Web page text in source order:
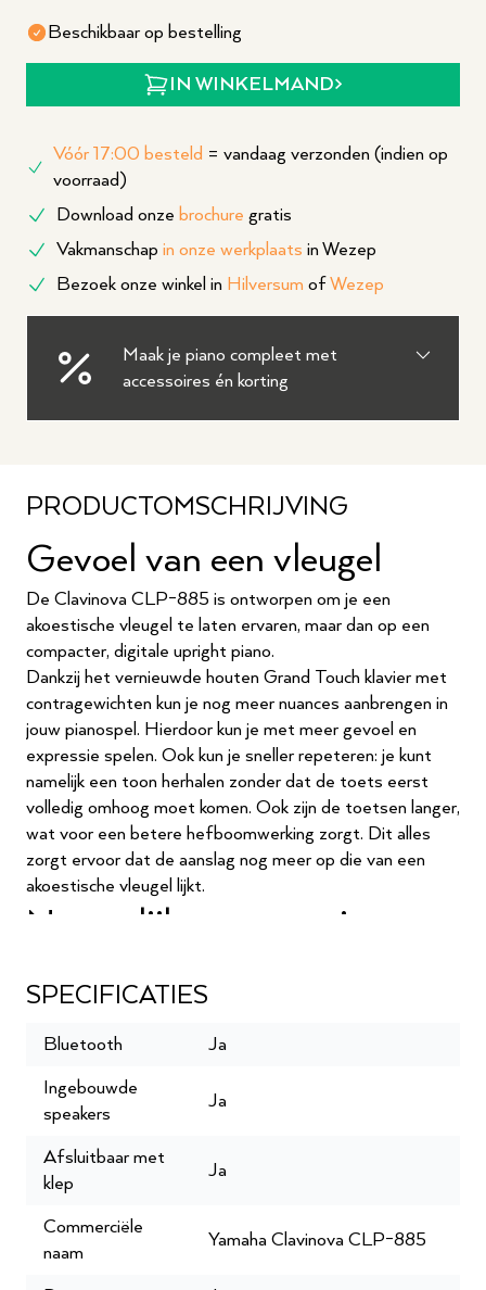
Beschikbaar op bestelling
IN WINKELMAND
Vóór 17:00 besteld = vandaag verzonden (indien op
voorraad)
Download onze brochure gratis
Vakmanschap in onze werkplaats in Wezep
Bezoek onze winkel in Hilversum of Wezep
Maak je piano compleet met
accessoires én korting
PRODUCTOMSCHRIJVING
Gevoel van een vleugel
De Clavinova CLP-885 is ontworpen om je een
akoestische vleugel te laten ervaren, maar dan op een
compacter, digitale upright piano.
Dankzij het vernieuwde houten Grand Touch klavier met
contragewichten kun je nog meer nuances aanbrengen in
jouw pianospel. Hierdoor kun je met meer gevoel en
expressie spelen. Ook kun je sneller repeteren: je kunt
namelijk een toon herhalen zonder dat de toets eerst
volledig omhoog moet komen. Ook zijn de toetsen langer,
wat voor een betere hefboomwerking zorgt. Dit alles
zorgt ervoor dat de aanslag nog meer op die van een
akoestische vleugel lijkt.
Natuurlijke resonantie
Resonance Modeling techniek is de resonantie rijker en
simuleert de vibratie en resonantie die ontstaat wanneer
klankkast of aan andere snaren. Daarbij houdt het
nauwkeurig rekening met de timing en intensiteit van
zowel het spel als het pedaalgebruik van de pianist.
Geavanceerd
luidsprekersysteem
SPECIFICATIES
Bluetooth
Ja
Ingebouwde
speakers
Ja
Afsluitbaar met
klep
Ja
Commerciële
naam
Yamaha Clavinova CLP-885